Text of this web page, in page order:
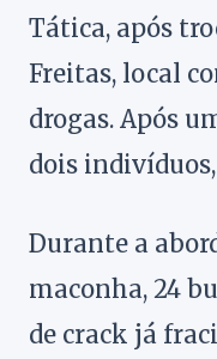
Tática, após
Freitas, local
drogas. Após
dois
Durante a
maconha, 24
de crack já